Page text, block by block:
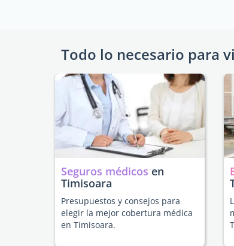
Todo lo necesario para
Seguros médicos en
Timisoara
Presupuestos y consejos para
elegir la mejor cobertura médica
en Timisoara.